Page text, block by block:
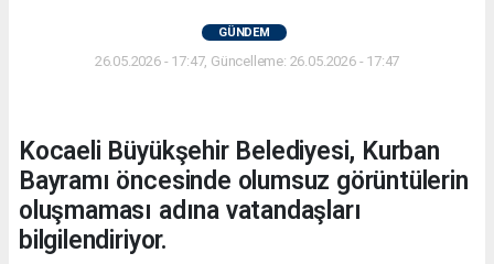
GÜNDEM
26.05.2026 - 17:47, Güncelleme: 26.05.2026 - 17:47
Kocaeli Büyükşehir Belediyesi, Kurban
Bayramı öncesinde olumsuz görüntülerin
oluşmaması adına vatandaşları
bilgilendiriyor.